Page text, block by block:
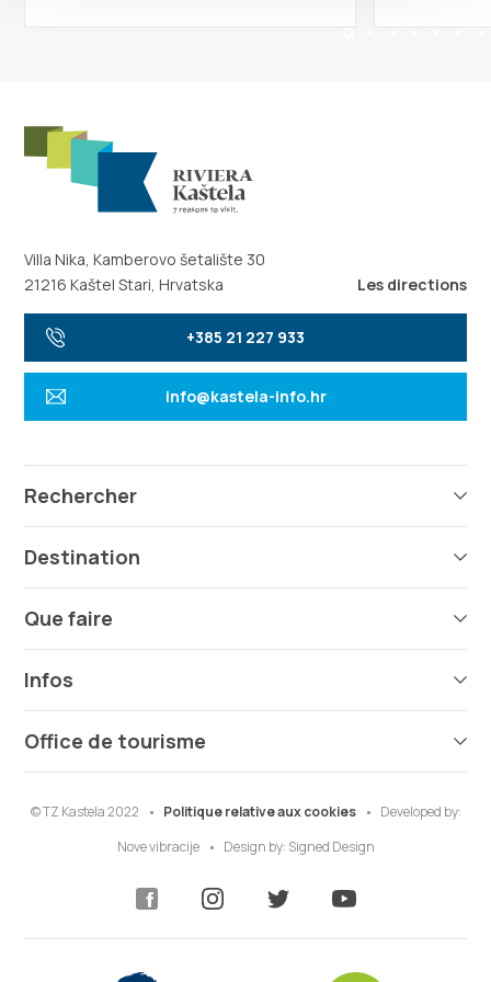
Villa Nika, Kamberovo šetalište 30
21216 Kaštel Stari, Hrvatska
Les directions
+385 21 227 933
info@kastela-info.hr
Rechercher
Destination
Que faire
Infos
Office de tourisme
© TZ Kastela 2022 Politique relative aux cookies
Developed by:
Nove vibracije
Design by: Signed Design